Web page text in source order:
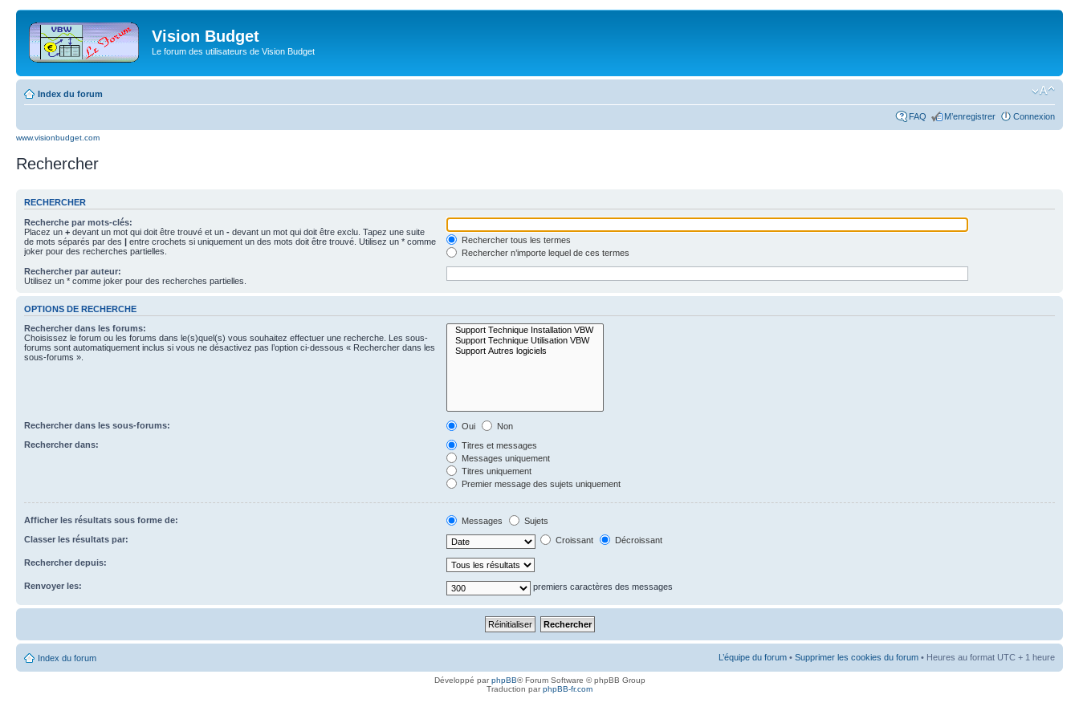
Vision Budget
Le forum des utilisateurs de Vision Budget
Index du forum
FAQ M’enregistrer Connexion
www.visionbudget.com
Rechercher
RECHERCHER
Recherche par mots-clés:
Placez un + devant un mot qui doit être trouvé et un - devant un mot qui doit être exclu. Tapez une suite
de mots séparés par des | entre crochets si uniquement un des mots doit être trouvé. Utilisez un * comme
joker pour des recherches partielles.
Rechercher tous les termes
Rechercher n’importe lequel de ces termes
Rechercher par auteur:
Utilisez un * comme joker pour des recherches partielles.
OPTIONS DE RECHERCHE
Rechercher dans les forums:
Choisissez le forum ou les forums dans le(s)quel(s) vous souhaitez effectuer une recherche. Les sous-
forums sont automatiquement inclus si vous ne désactivez pas l’option ci-dessous « Rechercher dans les
sous-forums ».
Rechercher dans les sous-forums: Oui
Non
Rechercher dans:
Titres et messages
Messages uniquement
Titres uniquement
Premier message des sujets uniquement
Afficher les résultats sous forme de: Messages
Sujets
Classer les résultats par:
Croissant Décroissant
Rechercher depuis:
Renvoyer les: premiers caractères des messages
Index du forum L’équipe du forum • Supprimer les cookies du forum • Heures au format UTC + 1 heure
Développé parphpBB® Forum Software © phpBB Group
Traduction parphpBB-fr.com